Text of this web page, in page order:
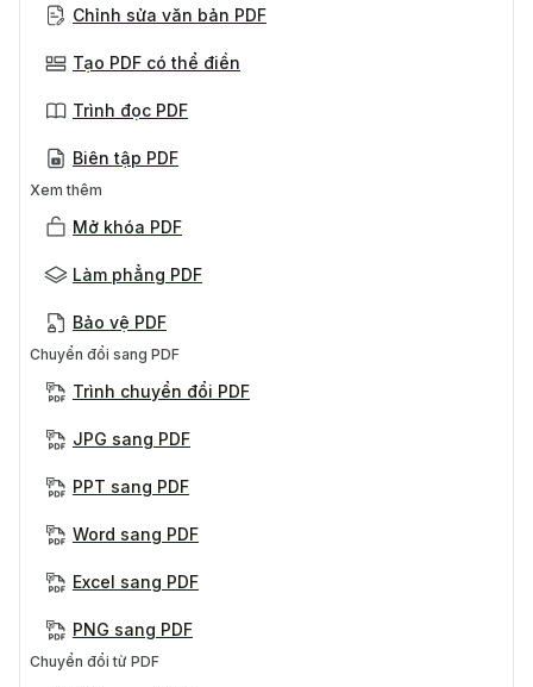
Chỉnh sửa văn bản PDF
Tạo PDF có thể điền
Trình đọc PDF
Biên tập PDF
Xem thêm
Mở khóa PDF
Làm phẳng PDF
Bảo vệ PDF
Chuyển đổi sang PDF
Trình chuyển đổi PDF
JPG sang PDF
PPT sang PDF
Word sang PDF
Excel sang PDF
PNG sang PDF
Chuyển đổi từ PDF